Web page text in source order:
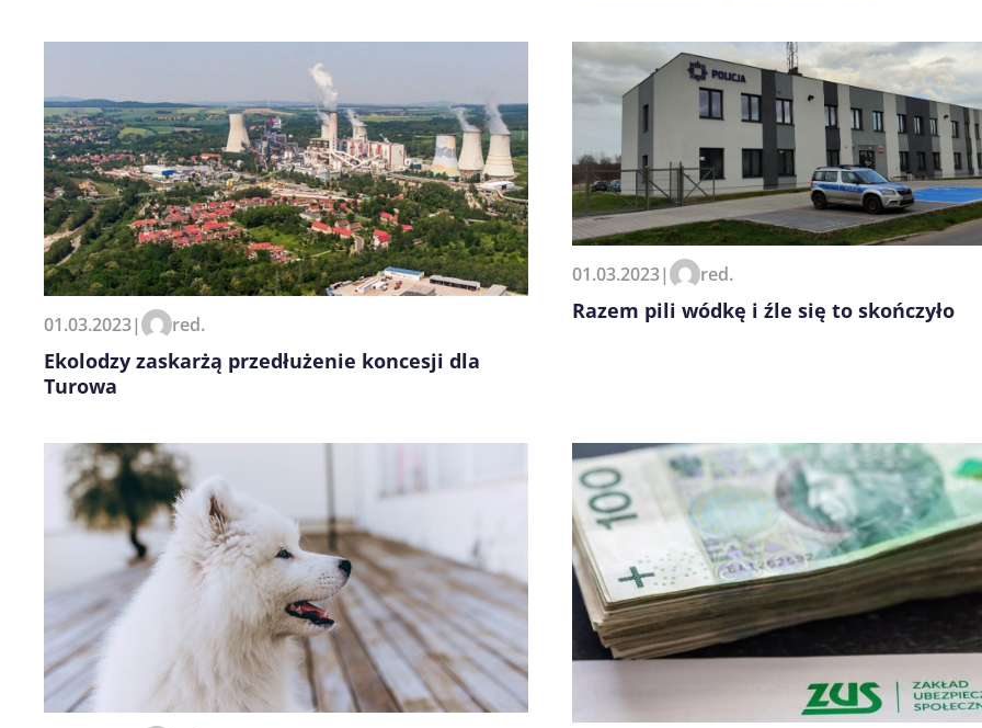
01.03.2023| red.
Ekolodzy zaskarżą przedłużenie koncesji dla
Turowa
01.03.2023| red.
Razem pili wódkę i źle się to skończyło